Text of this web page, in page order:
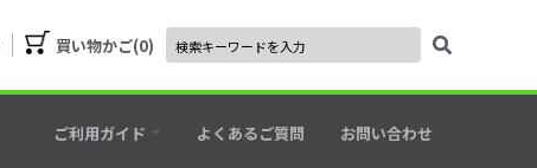
買い物かご 0
ご利用ガイド よくあるご質問 お問い合わせ